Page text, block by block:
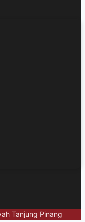
Tanjung Pinang